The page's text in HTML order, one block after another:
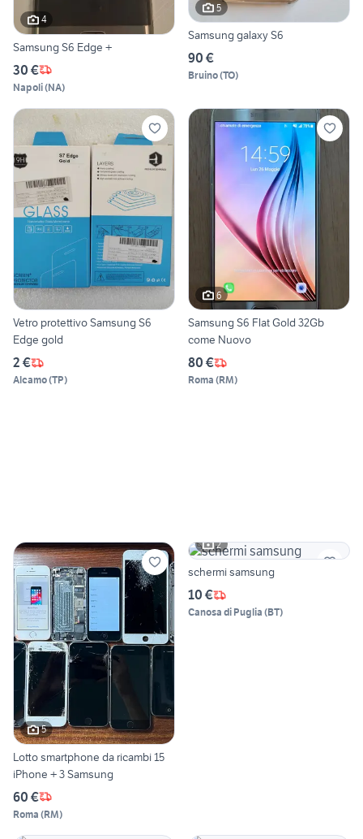
4
Samsung S6 Edge +
30 €
Napoli(NA)
5
Samsung galaxy S6
90 €
Bruino(TO)
Vetro protettivo Samsung S6
Edge gold
2 €
Alcamo(TP)
6
Samsung S6 Flat Gold 32Gb
come Nuovo
80 €
Roma (RM)
5
Lotto smartphone da ricambi 15
iPhone + 3 Samsung
60 €
Roma (RM)
2
schermi samsung
10 €
Canosa di Puglia (BT)